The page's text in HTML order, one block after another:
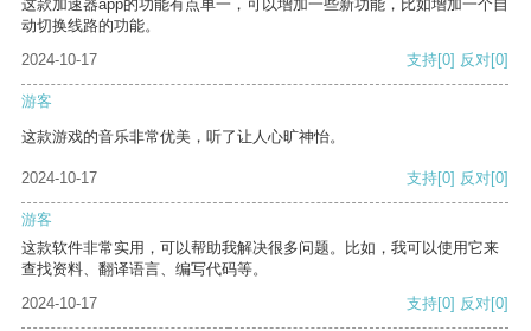
这款加速器app的功能有点单一，可以增加一些新功能，比如增加一个自
动切换线路的功能。
2024-10-17
支持[0] 反对[0]
游客
这款游戏的音乐非常优美，听了让人心旷神怡。
2024-10-17 支持[0] 反对[0]
游客
这款软件非常实用，可以帮助我解决很多问题。比如，我可以使用它来
查找资料、翻译语言、编写代码等。
2024-10-17
支持[0] 反对[0]